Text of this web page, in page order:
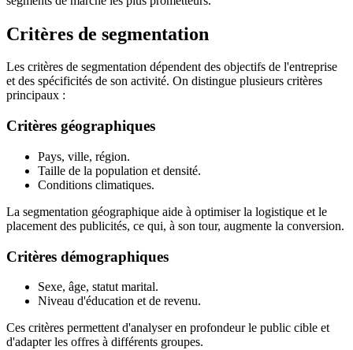
Critères de segmentation
Les critères de segmentation dépendent des objectifs de l'entreprise
et des spécificités de son activité. On distingue plusieurs critères
principaux :
Critères géographiques
Pays, ville, région.
Taille de la population et densité.
Conditions climatiques.
La segmentation géographique aide à optimiser la logistique et le
placement des publicités, ce qui, à son tour, augmente la conversion.
Critères démographiques
Sexe, âge, statut marital.
Niveau d'éducation et de revenu.
Ces critères permettent d'analyser en profondeur le public cible et
d'adapter les offres à différents groupes.